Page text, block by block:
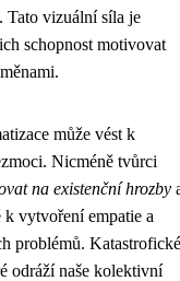
Tato vizuální síla je
schopnost motivovat
může vést k
Nicméně tvůrci
na existenční hrozby
vytvoření empatie a
problémů. Katastrofické
odráží naše kolektivní